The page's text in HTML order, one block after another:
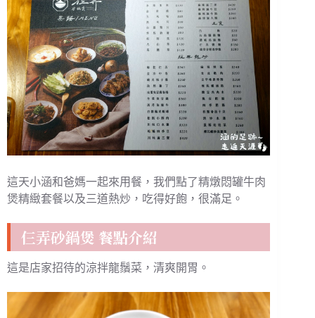
這天小涵和爸媽一起來用餐，我們點了精燉悶罐牛肉
煲精緻套餐以及三道熱炒，吃得好飽，很滿足。
仨弄砂鍋煲 餐點介紹
這是店家招待的涼拌龍鬚菜，清爽開胃。